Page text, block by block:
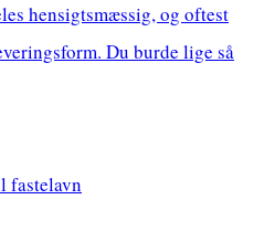
hensigtsmæssig, og oftest
Du burde lige så
fastelavn